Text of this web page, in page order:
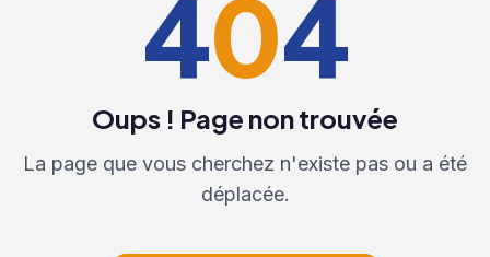
404
Oups ! Page non trouvée
La page que vous cherchez n'existe pas ou a été
déplacée.